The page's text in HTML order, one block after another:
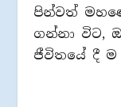
පින්වත්
ගන්නා විට,
ජීවිතයේ දී ම